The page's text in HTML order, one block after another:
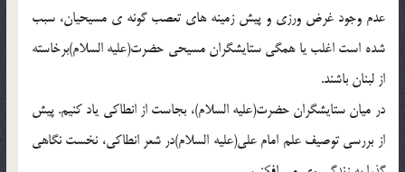
عدم وجود غرض ورزی و پیش زمینه های تعصب گونه ی مسیحیان، سبب
شده است اغلب یا همگی ستایشگران مسیحی حضرت(علیه السلام)برخاسته
از لبنان باشند.
در میان ستایشگران حضرت(علیه السلام)، بجاست از انطاکی یاد کنیم. پیش
از بررسی توصیف علم امام علی(علیه السلام)در شعر انطاکی، نخست نگاهی